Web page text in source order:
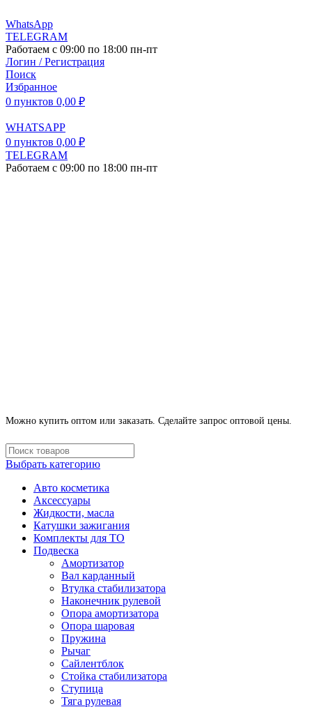
WhatsApp
TELEGRAM
Работаем с 09:00 по 18:00 пн-пт
Логин / Регистрация
Поиск
Избранное
0 пунктов 0,00 ₽
WHATSAPP
0 пунктов 0,00 ₽
TELEGRAM
Работаем с 09:00 по 18:00 пн-пт
Можно купить оптом или заказать. Сделайте запрос оптовой цены.
Выбрать категорию
Авто косметика
Аксессуары
Жидкости, масла
Катушки зажигания
Комплекты для ТО
Подвеска
Амортизатор
Вал карданный
Втулка стабилизатора
Наконечник рулевой
Опора амортизатора
Опора шаровая
Пружина
Рычаг
Сайлентблок
Стойка стабилизатора
Ступица
Тяга рулевая